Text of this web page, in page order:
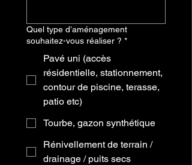
Quel type d’aménagement
souhaitez-vous réaliser ? *
Pavé uni (accès
résidentielle, stationnement,
contour de piscine, terasse,
patio etc)
Tourbe, gazon synthétique
Rénivellement de terrain /
drainage / puits secs